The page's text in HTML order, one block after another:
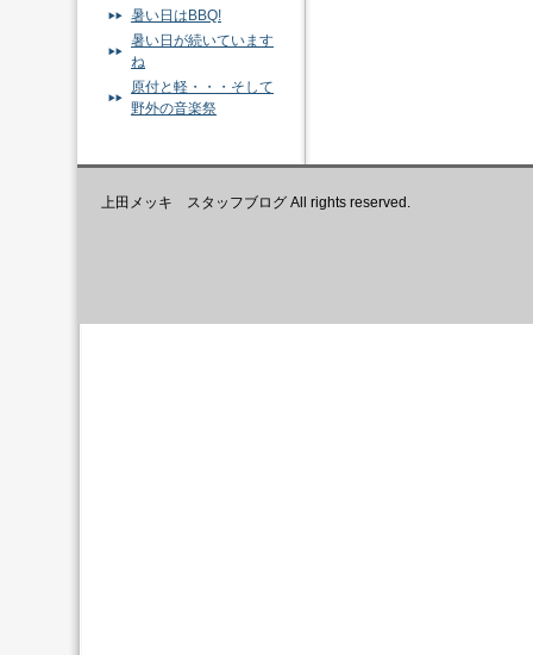
暑い日はBBQ!
暑い日が続いています
ね
原付と軽・・・そして
野外の音楽祭
上田メッキ スタッフブログ All rights reserved.